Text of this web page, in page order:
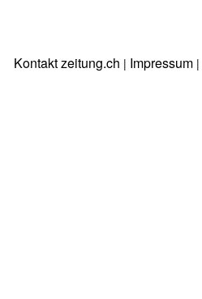
Kontakt zeitung.ch | Impressum|